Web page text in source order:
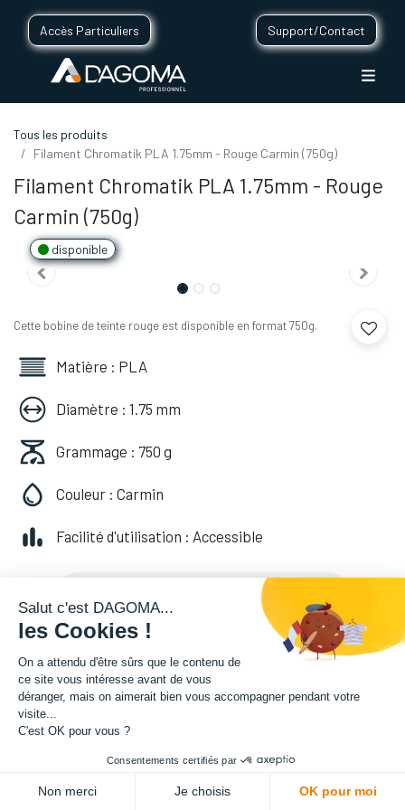
Accès Particuliers Support/Contact
Tous les produits
Filament Chromatik PLA 1.75mm - Rouge Carmin (750g)
Filament Chromatik PLA 1.75mm - Rouge
Carmin (750g)
disponible
Cette bobine de teinte rouge est disponible en format 750g.
Matière : PLA
Diamètre : 1.75 mm
Grammage : 750 g
Couleur : Carmin
Facilité d'utilisation : Accessible
20,82€HT
(20,82 TVA comprise)
Salut c'est DAGOMA...
les Cookies !
On a attendu d'être sûrs que le contenu de
ce site vous intéresse avant de vous
déranger, mais on aimerait bien vous accompagner pendant votre
visite...
C'est OK pour vous ?
Consentements certifiés par
Non merci Je choisis OK pour moi